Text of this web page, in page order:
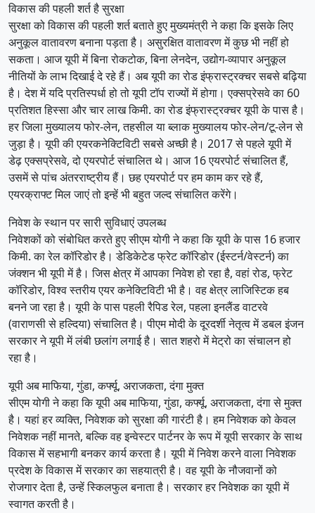
विकास की पहली शर्त है सुरक्षा
सुरक्षा को विकास की पहली शर्त बताते हुए मुख्यमंत्री ने कहा कि इसके लिए
अनुकूल वातावरण बनाना पड़ता है। असुरक्षित वातावरण में कुछ भी नहीं हो
सकता। आज यूपी में बिना रोकटोक, बिना लेनदेन, उद्योग-व्यापार अनुकूल
नीतियों के लाभ दिखाई दे रहे हैं। अब यूपी का रोड इंफ्रास्ट्रक्चर सबसे बढ़िया
है। देश में यदि प्रतिस्पर्धा हो तो यूपी टॉप राज्यों में होगा। एक्सप्रेसवे का 60
प्रतिशत हिस्सा और चार लाख किमी. का रोड इंफ्रास्ट्रक्चर यूपी के पास है।
हर जिला मुख्यालय फोर-लेन, तहसील या ब्लाक मुख्यालय फोर-लेन/टू-लेन से
जुड़ा है। यूपी की एयरकनेक्टिविटी सबसे अच्छी है। 2017 से पहले यूपी में
डेढ़ एक्सप्रेसवे, दो एयरपोर्ट संचालित थे। आज 16 एयरपोर्ट संचालित हैं,
उसमें से पांच अंतरराष्ट्रीय हैं। छह एयरपोर्ट पर हम काम कर रहे हैं,
एयरक्राफ्ट मिल जाएं तो इन्हें भी बहुत जल्द संचालित करेंगे।
निवेश के स्थान पर सारी सुविधाएं उपलब्ध
निवेशकों को संबोधित करते हुए सीएम योगी ने कहा कि यूपी के पास 16 हजार
किमी. का रेल कॉरिडोर है। डेडिकेटेड फ्रेट कॉरिडोर (ईस्टर्न/वेस्टर्न) का
जंक्शन भी यूपी में है। जिस क्षेत्र में आपका निवेश हो रहा है, वहां रोड, फ्रेट
कॉरिडोर, विश्व स्तरीय एयर कनेक्टिविटी भी है। वह क्षेत्र लाजिस्टिक हब
बनने जा रहा है। यूपी के पास पहली रैपिड रेल, पहला इनलैंड वाटरवे
(वाराणसी से हल्दिया) संचालित है। पीएम मोदी के दूरदर्शी नेतृत्व में डबल इंजन
सरकार ने यूपी में लंबी छलांग लगाई है। सात शहरो में मेट्रो का संचालन हो
रहा है।
यूपी अब माफिया, गुंडा, कर्फ्यू, अराजकता, दंगा मुक्त
सीएम योगी ने कहा कि यूपी अब माफिया, गुंडा, कर्फ्यू, अराजकता, दंगा से मुक्त
है। यहां हर व्यक्ति, निवेशक को सुरक्षा की गारंटी है। हम निवेशक को केवल
निवेशक नहीं मानते, बल्कि वह इन्वेस्टर पार्टनर के रूप में यूपी सरकार के साथ
विकास में सहभागी बनकर कार्य करता है। यूपी में निवेश करने वाला निवेशक
प्रदेश के विकास में सरकार का सहयात्री है। वह यूपी के नौजवानों को
रोजगार देता है, उन्हें स्किलफुल बनाता है। सरकार हर निवेशक का यूपी में
स्वागत करती है।